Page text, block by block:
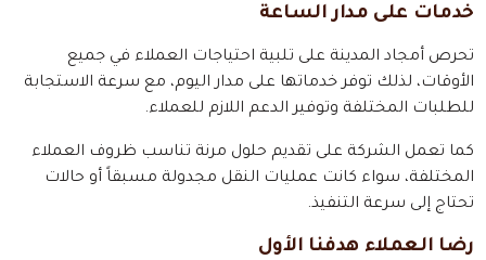
خدمات على مدار الساعة
تحرص أمجاد المدينة على تلبية احتياجات العملاء في جميع
الأوقات، لذلك توفر خدماتها على مدار اليوم، مع سرعة الاستجابة
للطلبات المختلفة وتوفير الدعم اللازم للعملاء.
كما تعمل الشركة على تقديم حلول مرنة تناسب ظروف العملاء
المختلفة، سواء كانت عمليات النقل مجدولة مسبقاً أو حالات
تحتاج إلى سرعة التنفيذ.
رضا العملاء هدفنا الأول